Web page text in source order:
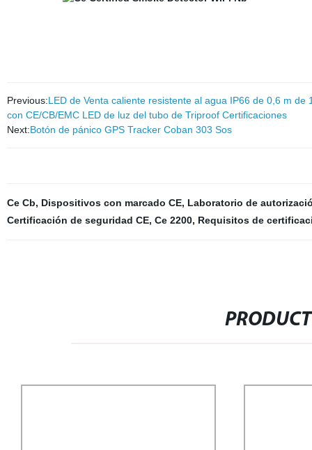
Previous:LED de Venta caliente resistente al agua IP66 de 0,6 m
con CE/CB/EMC LED de luz del tubo de Triproof Certificaciones
Next:Botón de pánico GPS Tracker Coban 303 Sos
Ce Cb, Dispositivos con marcado CE, Laboratorio de
Certificación de seguridad CE, Ce 2200, Requisitos de